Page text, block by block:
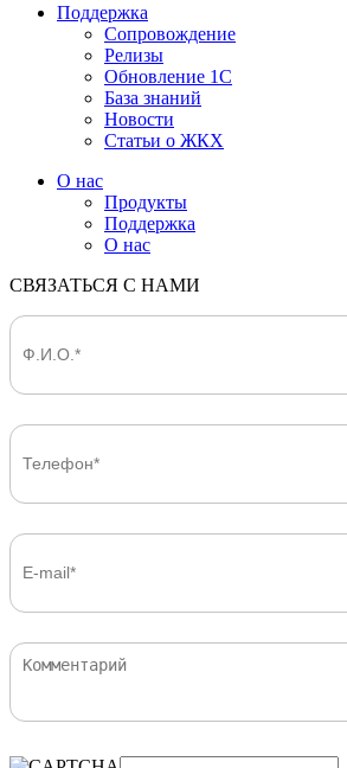
Поддержка
Сопровождение
Релизы
Обновление 1С
База знаний
Новости
Статьи о ЖКХ
О нас
Продукты
Поддержка
О нас
СВЯЗАТЬСЯ С НАМИ